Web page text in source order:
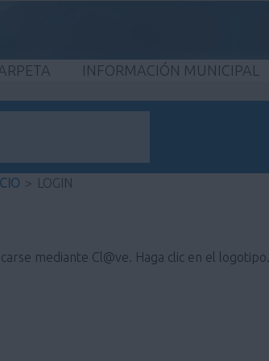
INFORMACIÓN MUNICIPAL
> LOGIN
mediante Cl@ve. Haga clic en el logotipo.